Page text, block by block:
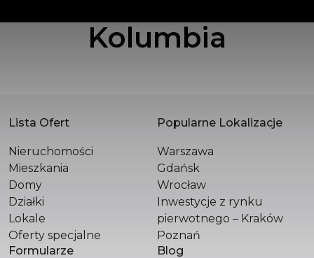
POLSKA SPÓŁKA WIELOBRANŻOWA SPÓŁKA
Z OGRANICZONĄ ODPOWIEDZIALNOŚCIĄ
Kolumbia
Lista Ofert
Nieruchomości
Mieszkania
Domy
Działki
Lokale
Oferty specjalne
Popularne Lokalizacje
Warszawa
Gdańsk
Wrocław
Inwestycje z rynku
pierwotnego – Kraków
Poznań
Formularze
Blog